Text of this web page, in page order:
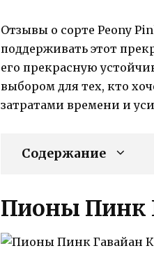
Отзывы о сорте Peony
поддерживать этот
его прекрасную
выбором для тех, кто
затратами времени и
Содержание
Пионы Пинк